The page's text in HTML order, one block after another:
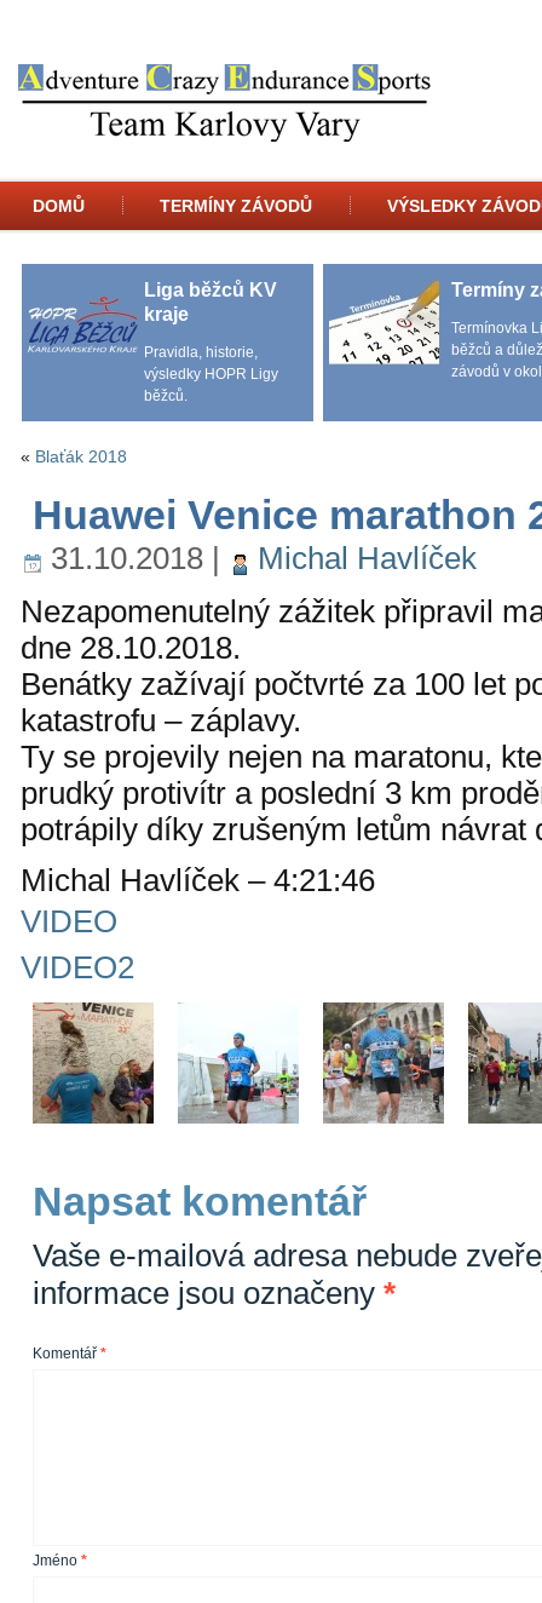
DOMŮ TERMÍNY ZÁVODŮ VÝSLEDKY
Liga běžců KV
kraje
Pravidla, historie,
výsledky HOPR Ligy
běžců.
Termíny
Termínovka
běžců a
závodů v
« Blaťák 2018
Huawei Venice marathon
31.10.2018 |
Michal Havlíček
Nezapomenutelný zážitek připravil
dne 28.10.2018.
Benátky zažívají počtvrté za 100 let
katastrofu – záplavy.
Ty se projevily nejen na maratonu,
prudký protivítr a poslední 3 km
potrápily díky zrušeným letům
Michal Havlíček – 4:21:46
VIDEO
VIDEO2
Napsat komentář
Vaše e-mailová adresa nebude
informace jsou označeny *
Komentář *
Jméno *